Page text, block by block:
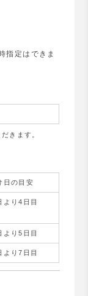
指定はできま
きます。
日の目安
より4日目
より5日目
より7日目